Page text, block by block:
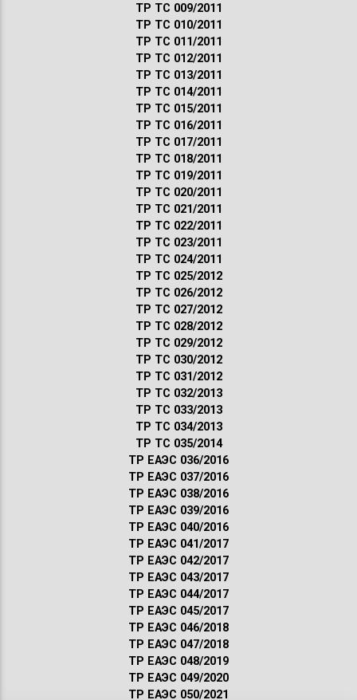
ТР ТС 009/2011
ТР ТС 010/2011
ТР ТС 011/2011
ТР ТС 012/2011
ТР ТС 013/2011
ТР ТС 014/2011
ТР ТС 015/2011
ТР ТС 016/2011
ТР ТС 017/2011
ТР ТС 018/2011
ТР ТС 019/2011
ТР ТС 020/2011
ТР ТС 021/2011
ТР ТС 022/2011
ТР ТС 023/2011
ТР ТС 024/2011
ТР ТС 025/2012
ТР ТС 026/2012
ТР ТС 027/2012
ТР ТС 028/2012
ТР ТС 029/2012
ТР ТС 030/2012
ТР ТС 031/2012
ТР ТС 032/2013
ТР ТС 033/2013
ТР ТС 034/2013
ТР ТС 035/2014
ТР ЕАЭС 036/2016
ТР ЕАЭС 037/2016
ТР ЕАЭС 038/2016
ТР ЕАЭС 039/2016
ТР ЕАЭС 040/2016
ТР ЕАЭС 041/2017
ТР ЕАЭС 042/2017
ТР ЕАЭС 043/2017
ТР ЕАЭС 044/2017
ТР ЕАЭС 045/2017
ТР ЕАЭС 046/2018
ТР ЕАЭС 047/2018
ТР ЕАЭС 048/2019
ТР ЕАЭС 049/2020
ТР ЕАЭС 050/2021